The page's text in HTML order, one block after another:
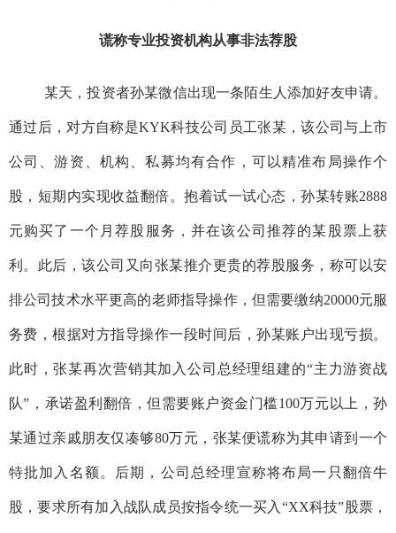
谎称专业投资机构从事非法荐股
某天，投资者孙某微信出现一条陌生人添加好友申请。
通过后，对方自称是KYK科技公司员工张某 ，该公司与上市
公司、游资、机构、私募均有合作，可以精准布局操作个
股，短期内实现收益翻倍。抱着试一试心态，孙某转账2888
元购买了一个月荐股 服务，并在该公司推荐的某股票上获
利 。 此后，该公司又向张某推介更贵的荐股服务， 称可以安
排公司技术水平更高的老师指导操作，但需要缴纳20000元服
务费，根据对方指导操作一段时间后，孙某账户出现亏损。
此时 ，张某再次营销其加入公司总经理组建的“主力游资战
队” ，承诺盈利翻倍 ，但需要账户资金门槛100万元以上，孙
某通过亲戚朋友仅凑够80万元，张某便谎称为其申请到 一个
特批加入名额。后期，公司总经理宣称将布局一 只翻倍牛
股，要求所有加入战队成员按指令统一买入“XX科技”股票，